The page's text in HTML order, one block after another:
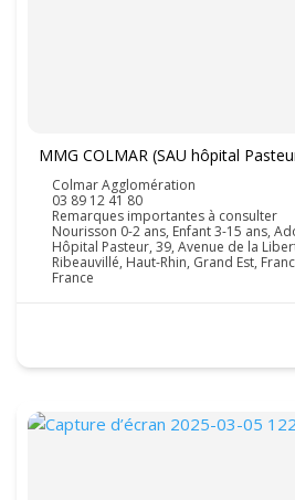
MMG COLMAR (SAU hôpital
Colmar Agglomération
03 89 12 41 80
Remarques importantes à consulter
Nourisson 0-2 ans, Enfant 3-15 ans,
Hôpital Pasteur, 39, Avenue de la
Ribeauvillé, Haut-Rhin, Grand Est,
France